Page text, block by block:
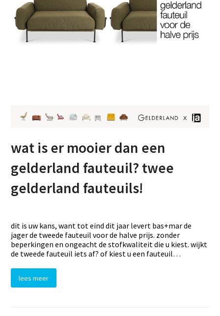
wat is er mooier dan een
gelderland fauteuil? twee
gelderland fauteuils!
dit is uw kans, want tot eind dit jaar levert bas+mar de
jager de tweede fauteuil voor de halve prijs. zonder
beperkingen en ongeacht de stofkwaliteit die u kiest. wijkt
de tweede fauteuil iets af? of kiest u een fauteuil…
lees meer